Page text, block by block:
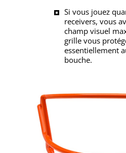
Si vous jouez
receivers, vous
champ visuel
grille vous
essentiellement
bouche.